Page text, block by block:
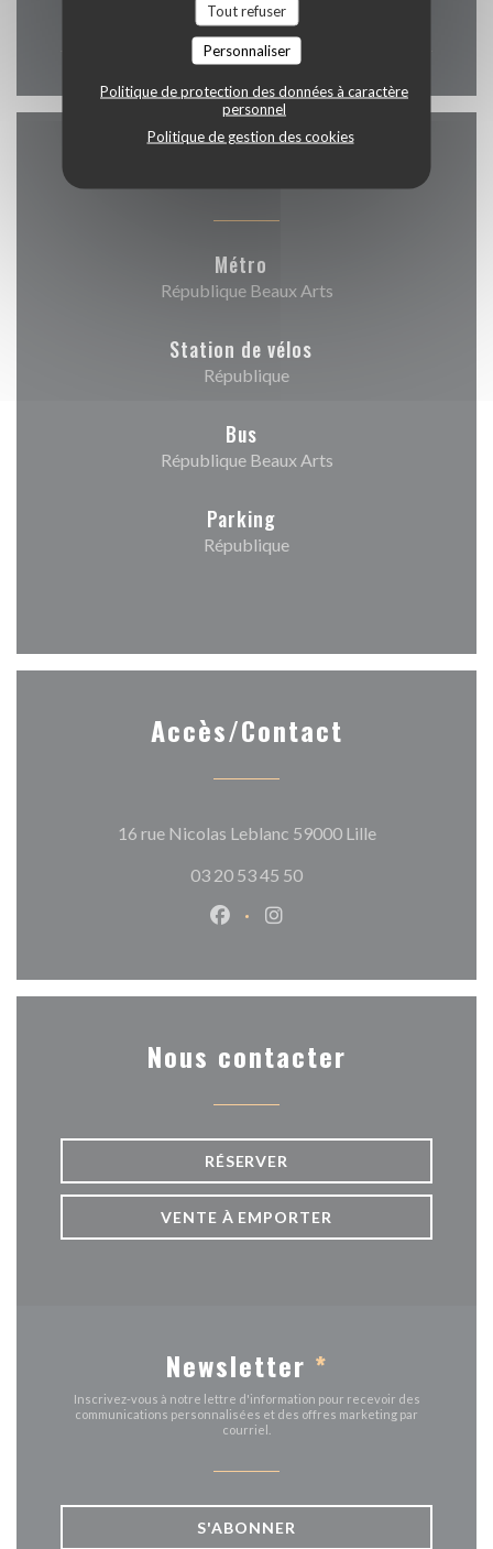
Tout refuser
Personnaliser
Politique de protection des données à caractère
personnel
Politique de gestion des cookies
Fermé
Métro
République Beaux Arts
Station de vélos
République
Bus
République Beaux Arts
Parking
République
Accès/Contact
16 rue Nicolas Leblanc 59000 Lille((ouvre une
03 20 53 45 50
Facebook ((ouvre une
Instagram ((ouvre une
Nous contacter
RÉSERVER
VENTE À EMPORTER
Newsletter *
Inscrivez-vous à notre lettre d'information pour recevoir des
communications personnalisées et des offres marketing par
courriel.
S'ABONNER